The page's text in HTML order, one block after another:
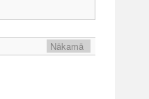
Nākamā